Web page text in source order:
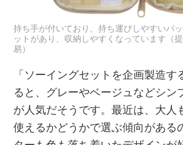
持ち手が付いており、持ち運びしやすいバ
ットがあり、収納しやすくなっています（
易）
「ソーイングセットを企画製造す
ると、グレーやベージュなどシン
が人気だそうです。最近は、大人
使えるかどうかで選ぶ傾向がある